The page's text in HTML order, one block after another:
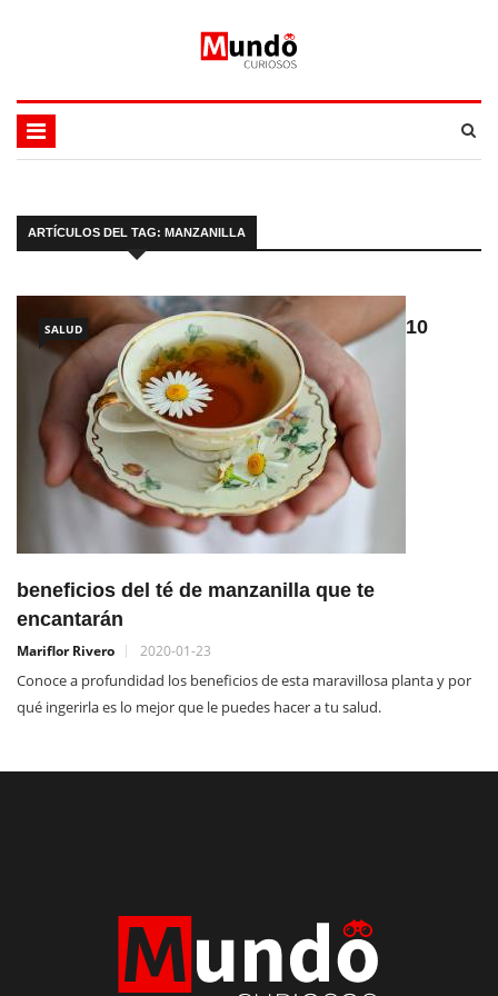
ARTÍCULOS DEL TAG: MANZANILLA
SALUD 10
beneficios del té de manzanilla que te
encantarán
Mariflor Rivero 2020-01-23
Conoce a profundidad los beneficios de esta maravillosa planta y por
qué ingerirla es lo mejor que le puedes hacer a tu salud.